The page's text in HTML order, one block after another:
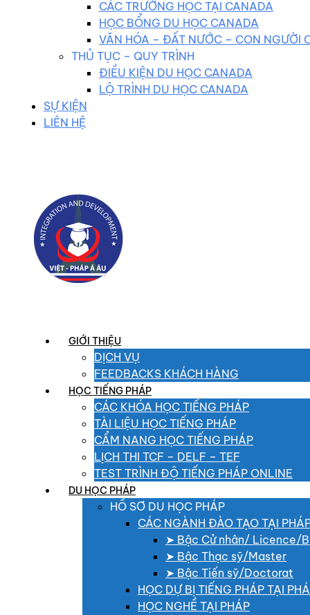
CÁC TRƯỜNG HỌC TẠI CANADA
HỌC BỔNG DU HỌC CANADA
VĂN HÓA – ĐẤT NƯỚC – CON NGƯỜI
THỦ TỤC – QUY TRÌNH
ĐIỀU KIỆN DU HỌC CANADA
LỘ TRÌNH DU HỌC CANADA
SỰ KIỆN
LIÊN HỆ
GIỚI THIỆU
DỊCH VỤ
FEEDBACKS KHÁCH HÀNG
HỌC TIẾNG PHÁP
CÁC KHÓA HỌC TIẾNG PHÁP
TÀI LIỆU HỌC TIẾNG PHÁP
CẨM NANG HỌC TIẾNG PHÁP
LỊCH THI TCF – DELF – TEF
TEST TRÌNH ĐỘ TIẾNG PHÁP ONLINE
DU HỌC PHÁP
HỒ SƠ DU HỌC PHÁP
CÁC NGÀNH ĐÀO TẠO TẠI
➤ Bậc Cử nhân/ Licence/
➤ Bậc Thạc sỹ/Master
➤ Bậc Tiến sỹ/Doctorat
HỌC DỰ BỊ TIẾNG PHÁP TẠI
HỌC NGHỀ TẠI PHÁP